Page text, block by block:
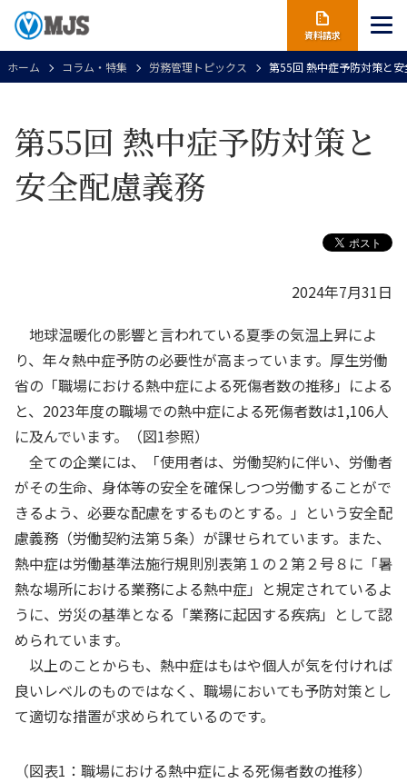
資料請求
ホーム コラム・特集 労務管理トピックス 第55回 熱中症予防対策と
第55回 熱中症予防対策と
安全配慮義務
2024年7月31日
地球温暖化の影響と言われている夏季の気温上昇によ
り、年々熱中症予防の必要性が高まっています。厚生労働
省の「職場における熱中症による死傷者数の推移」による
と、2023年度の職場での熱中症による死傷者数は1,106人
に及んでいます。（図1参照）
全ての企業には、「使用者は、労働契約に伴い、労働者
がその生命、身体等の安全を確保しつつ労働することがで
きるよう、必要な配慮をするものとする。」という安全配
慮義務（労働契約法第５条）が課せられています。また、
熱中症は労働基準法施行規則別表第１の２第２号８に「暑
熱な場所における業務による熱中症」と規定されているよ
うに、労災の基準となる「業務に起因する疾病」として認
められています。
以上のことからも、熱中症はもはや個人が気を付ければ
良いレベルのものではなく、職場においても予防対策とし
て適切な措置が求められているのです。
（図表1：職場における熱中症による死傷者数の推移）